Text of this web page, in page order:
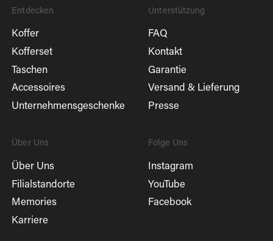
Entdecken
Koffer
Kofferset
Taschen
Accessoires
Unternehmensgeschenke
Unterstützung
FAQ
Kontakt
Garantie
Versand & Lieferung
Presse
Über Uns
Über Uns
Filialstandorte
Memories
Karriere
Folge Uns
Instagram
YouTube
Facebook